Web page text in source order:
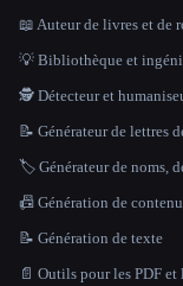
📖 Auteur de livres et de
💡 Bibliothèque et
🕵️ Détecteur et
📝 Générateur de lettres
🏷️ Générateur de noms,
📠 Génération de
📝 Génération de texte
📄 Outils pour les PDF et